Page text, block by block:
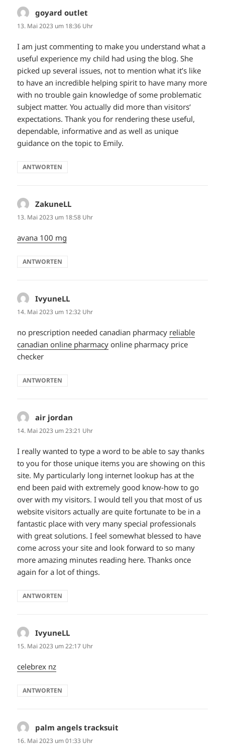
goyard outlet
13. Mai 2023 um 18:36 Uhr
I am just commenting to make you understand what a
useful experience my child had using the blog. She
picked up several issues, not to mention what it’s like
to have an incredible helping spirit to have many more
with no trouble gain knowledge of some problematic
subject matter. You actually did more than visitors‘
expectations. Thank you for rendering these useful,
dependable, informative and as well as unique
guidance on the topic to Emily.
ANTWORTEN
ZakuneLL
13. Mai 2023 um 18:58 Uhr
avana 100 mg
ANTWORTEN
IvyuneLL
14. Mai 2023 um 12:32 Uhr
no prescription needed canadian pharmacy reliable
canadian online pharmacy online pharmacy price
checker
ANTWORTEN
air jordan
14. Mai 2023 um 23:21 Uhr
I really wanted to type a word to be able to say thanks
to you for those unique items you are showing on this
site. My particularly long internet lookup has at the
end been paid with extremely good know-how to go
over with my visitors. I would tell you that most of us
website visitors actually are quite fortunate to be in a
fantastic place with very many special professionals
with great solutions. I feel somewhat blessed to have
come across your site and look forward to so many
more amazing minutes reading here. Thanks once
again for a lot of things.
ANTWORTEN
IvyuneLL
15. Mai 2023 um 22:17 Uhr
celebrex nz
ANTWORTEN
palm angels tracksuit
16. Mai 2023 um 01:33 Uhr